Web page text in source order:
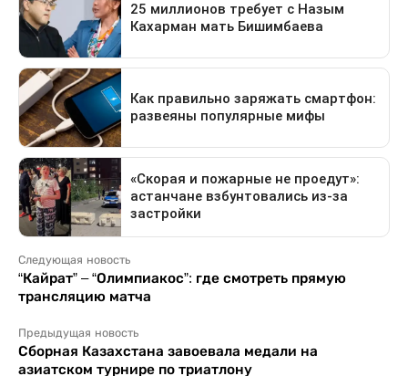
Следующая новость
“Кайрат” – “Олимпиакос”: где смотреть прямую
трансляцию матча
Предыдущая новость
Сборная Казахстана завоевала медали на
азиатском турнире по триатлону